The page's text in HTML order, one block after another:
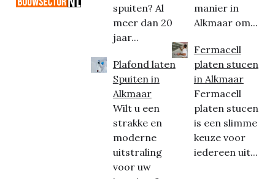
spuiten? Al
meer dan 20
jaar...
Plafond laten
Spuiten in
Alkmaar
Wilt u een
strakke en
moderne
uitstraling
voor uw
manier in
Alkmaar om...
Fermacell
platen stucen
in Alkmaar
Fermacell
platen stucen
is een slimme
keuze voor
iedereen uit...